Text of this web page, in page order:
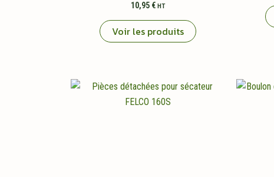
10,95 € HT
Voir les produits